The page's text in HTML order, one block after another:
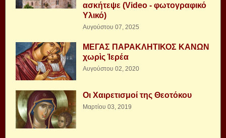
ασκήτεψε (Video - φωτογραφικό
Υλικό)
Αυγούστου 07, 2025
ΜΕΓΑΣ ΠΑΡΑΚΛΗΤΙΚΟΣ ΚΑΝΩΝ
χωρὶς Ἱερέα
Αυγούστου 02, 2020
Οι Χαιρετισμοί της Θεοτόκου
Μαρτίου 03, 2019